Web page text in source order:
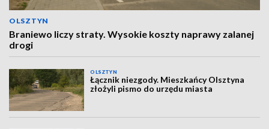
OLSZTYN
Braniewo liczy straty. Wysokie koszty naprawy zalanej
drogi
OLSZTYN
Łącznik niezgody. Mieszkańcy Olsztyna
złożyli pismo do urzędu miasta